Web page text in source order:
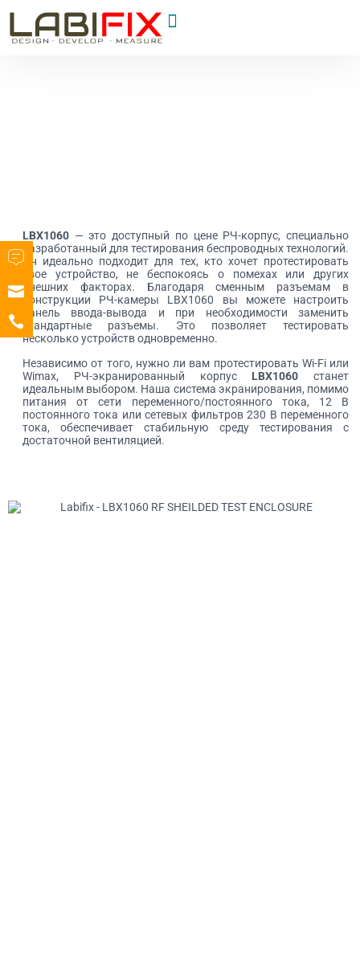
LBX1060 — это доступный по цене РЧ-корпус, специально
разработанный для тестирования беспроводных технологий.
Он идеально подходит для тех, кто хочет протестировать
свое устройство, не беспокоясь о помехах или других
внешних факторах. Благодаря сменным разъемам в
конструкции РЧ-камеры LBX1060 вы можете настроить
панель ввода-вывода и при необходимости заменить
стандартные разъемы. Это позволяет тестировать
несколько устройств одновременно.
Независимо от того, нужно ли вам протестировать Wi-Fi или
Wimax, РЧ-экранированный корпус LBX1060 станет
идеальным выбором. Наша система экранирования, помимо
питания от сети переменного/постоянного тока, 12 В
постоянного тока или сетевых фильтров 230 В переменного
тока, обеспечивает стабильную среду тестирования с
достаточной вентиляцией.